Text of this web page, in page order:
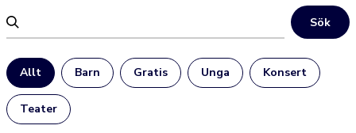
Sök
Allt Barn Gratis Unga Konsert
Teater